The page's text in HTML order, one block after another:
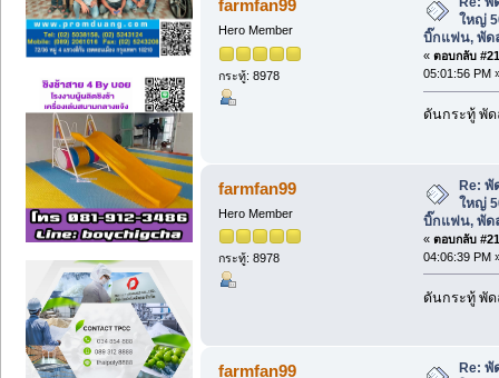
farmfan99
Hero Member
กระทู้: 8978
ใหญ่
บิ๊กแฟน, พัด
« ตอบกลับ
05:01:56 PM
ดันกระทู้ พั
farmfan99
Hero Member
กระทู้: 8978
Re: พั
ใหญ่
บิ๊กแฟน, พัด
« ตอบกลับ
04:06:39 PM
ดันกระทู้ พั
farmfan99
Re: พั